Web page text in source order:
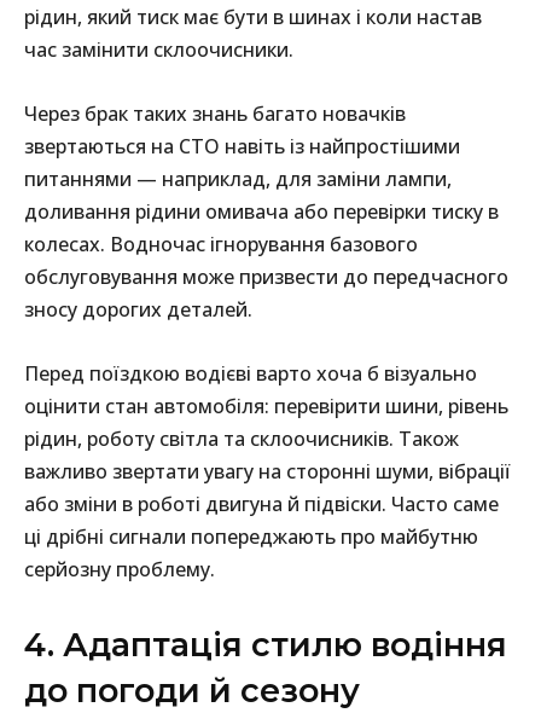
рідин, який тиск має бути в шинах і коли настав
час замінити склоочисники.
Через брак таких знань багато новачків
звертаються на СТО навіть із найпростішими
питаннями — наприклад, для заміни лампи,
доливання рідини омивача або перевірки тиску в
колесах. Водночас ігнорування базового
обслуговування може призвести до передчасного
зносу дорогих деталей.
Перед поїздкою водієві варто хоча б візуально
оцінити стан автомобіля: перевірити шини, рівень
рідин, роботу світла та склоочисників. Також
важливо звертати увагу на сторонні шуми, вібрації
або зміни в роботі двигуна й підвіски. Часто саме
ці дрібні сигнали попереджають про майбутню
серйозну проблему.
4. Адаптація стилю водіння
до погоди й сезону